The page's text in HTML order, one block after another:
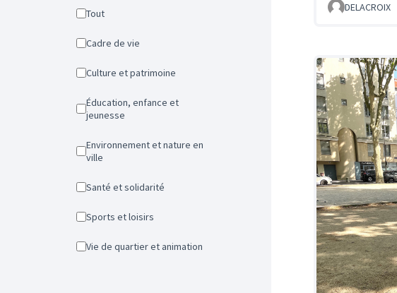
Tout
Cadre de vie
Culture et patrimoine
Éducation, enfance et
jeunesse
Environnement et nature en
ville
Santé et solidarité
Sports et loisirs
Vie de quartier et animation
DELACROIX